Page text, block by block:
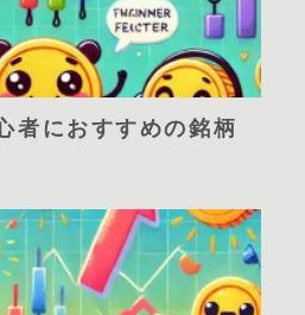
者におすすめの銘柄